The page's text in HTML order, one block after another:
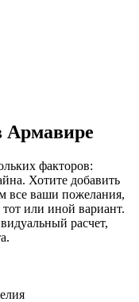
Армавире
факторов:
Хотите добавить
все ваши пожелания,
тот или иной вариант.
расчет,